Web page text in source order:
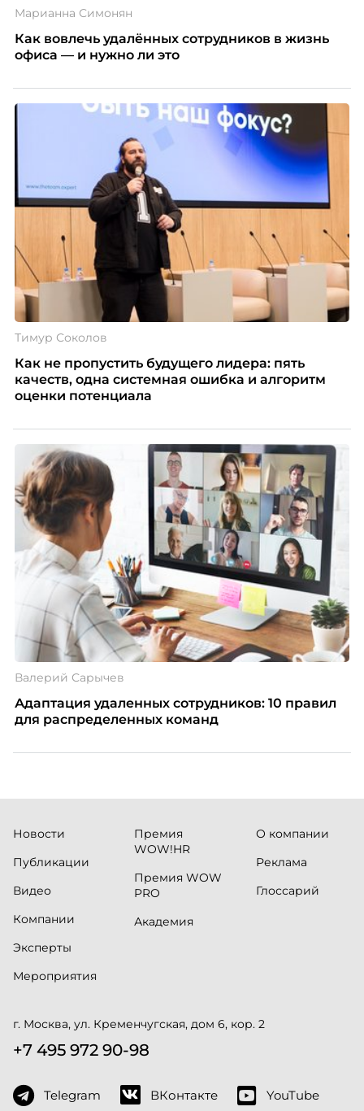
Марианна Симонян
Как вовлечь удалённых сотрудников в жизнь
офиса — и нужно ли это
Тимур Соколов
Как не пропустить будущего лидера: пять
качеств, одна системная ошибка и алгоритм
оценки потенциала
Валерий Сарычев
Адаптация удаленных сотрудников: 10 правил
для распределенных команд
Новости
Публикации
Видео
Компании
Эксперты
Мероприятия
Премия
WOW!HR
Премия WOW
PRO
Академия
О компании
Реклама
Глоссарий
г. Москва, ул. Кременчугская, дом 6, кор. 2
+7 495 972 90-98
Telegram ВКонтакте YouTube